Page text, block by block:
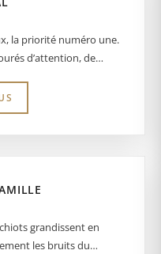
la priorité numéro une.
sereins.
grandissent en